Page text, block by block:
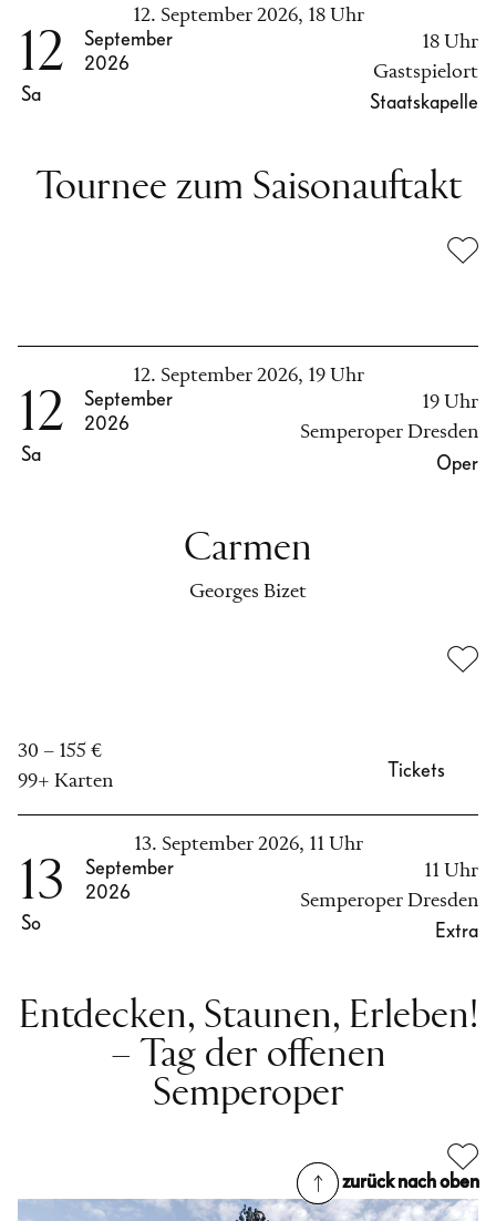
Tournee zum Saisonauftakt
12. September 2026, 18 Uhr
12
Sa
September
2026
18 Uhr
Gastspielort
Staatskapelle
Carmen
Georges Bizet
12. September 2026, 19 Uhr
12
Sa
September
2026
19 Uhr
Semperoper Dresden
Oper
Tickets
30 – 155 €
99+ Karten
Entdecken, Staunen, Erleben!
– Tag der offenen
Semperoper
13. September 2026, 11 Uhr
13
So
September
2026
11 Uhr
Semperoper Dresden
Extra
zurück nach oben
zurück nach oben